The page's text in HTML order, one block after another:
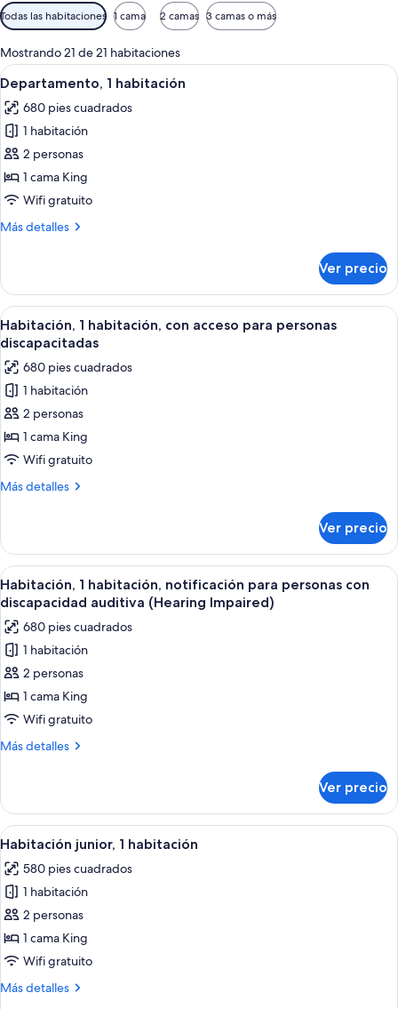
Filtros
disponibles
para
las
habitaciones
Todas las habitaciones 1 cama 2 camas 3 camas o más
Mostrando 21 de 21 habitaciones
Abrir
todas
las
fotos
de
Departamento,
1
Una sala de estar moderna con un
11
Departamento, 1 habitación
680 pies cuadrados
1 habitación
2 personas
1 cama King
Wifi gratuito
Más detalles
Más
1
habitación
Ver precio
Abrir
todas
las
fotos
de
Habitación,
1
habitación,
con
personas
discapacitadas
Una sala de estar moderna con un
6
Habitación, 1 habitación, con acceso para personas
discapacitadas
680 pies cuadrados
1 habitación
2 personas
1 cama King
Wifi gratuito
Más detalles
Más
1
habitación,
con
acceso
personas
discapacitadas
Ver precio
Abrir
todas
las
fotos
de
Habitación,
1
habitación,
notificación
con
discapacidad
auditiva
(Hearing
Impaired)
Una sala de estar moderna con un
10
Habitación, 1 habitación, notificación para personas con
discapacidad auditiva (Hearing Impaired)
680 pies cuadrados
1 habitación
2 personas
1 cama King
Wifi gratuito
Más detalles
Más
1
habitación,
notificación
personas
con
discapacidad
auditiva
(Hearing
Impaired)
Ver precio
Abrir
todas
las
fotos
de
Habitación
junior,
habitación
Una sala de estar moderna con un
7
Habitación junior, 1 habitación
580 pies cuadrados
1 habitación
2 personas
1 cama King
Wifi gratuito
Más detalles
Más